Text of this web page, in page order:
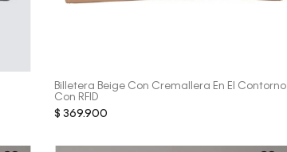
Billetera Beige Con Cremallera En El Contorno
Con RFID
$ 369.900